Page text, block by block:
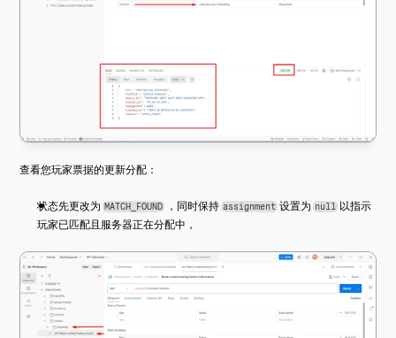
查看您玩家票据的更新分配：
状态先更改为 MATCH_FOUND ，同时保持 assignment 设置为 null 以指示
玩家已匹配且服务器正在分配中，